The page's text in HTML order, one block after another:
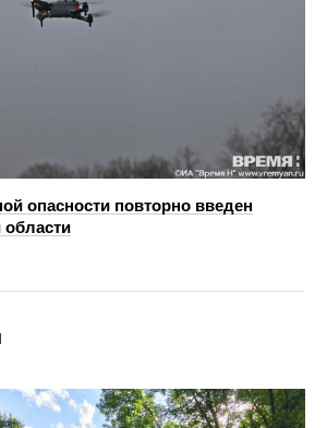
опасности повторно введен